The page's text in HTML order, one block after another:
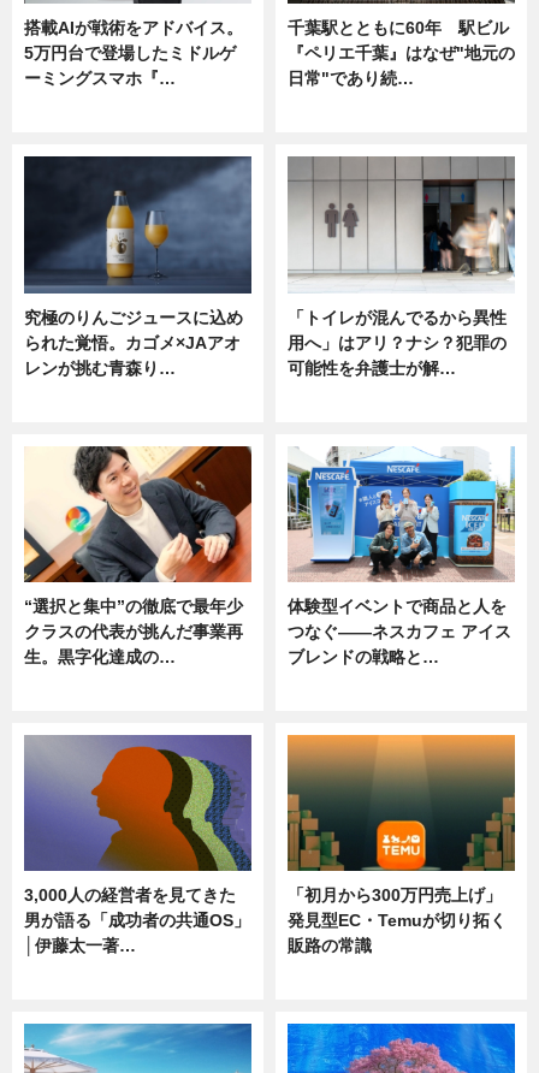
搭載AIが戦術をアドバイス。
5万円台で登場したミドルゲ
ーミングスマホ『…
千葉駅とともに60年 駅ビル
『ペリエ千葉』はなぜ"地元の
日常"であり続…
究極のりんごジュースに込め
られた覚悟。カゴメ×JAアオ
レンが挑む青森り…
「トイレが混んでるから異性
用へ」はアリ？ナシ？犯罪の
可能性を弁護士が解…
“選択と集中”の徹底で最年少
クラスの代表が挑んだ事業再
生。黒字化達成の…
体験型イベントで商品と人を
つなぐ――ネスカフェ アイス
ブレンドの戦略と…
3,000人の経営者を見てきた
男が語る「成功者の共通OS」
│伊藤太一著…
「初月から300万円売上げ」
発見型EC・Temuが切り拓く
販路の常識